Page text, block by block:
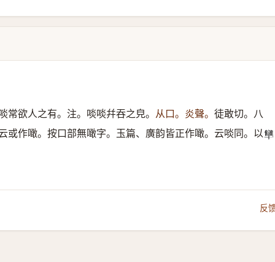
常欲人之有。注。啖啖幷吞之皃。 从口。炎聲。 徒敢切。八
或作噉。按口部無噉字。玉篇、廣韵皆正作噉。云啖同。以𠧐
反